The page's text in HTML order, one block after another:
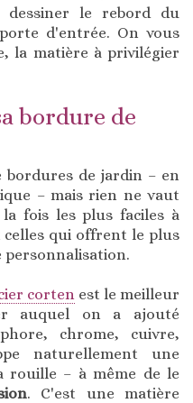
le rebord du
d'entrée. On vous
la matière à privilégier
bordure de
de jardin – en
– mais rien ne vaut
fois les plus faciles à
qui offrent le plus
personnalisation.
cortenest le meilleur
auquel on a ajouté
chrome, cuivre,
naturellement une
rouille – à même de le
. C'est une matière